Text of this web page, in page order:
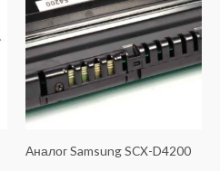
Аналог Samsung SCX-D4200